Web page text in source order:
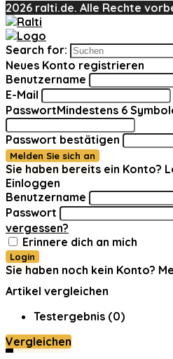
2026 ralti.de. Alle Rechte
Search for:
Neues Konto registrieren
Benutzername
E-Mail
PasswortMindestens 6
Passwort bestätigen
Melden Sie sich an
Sie haben bereits ein Konto?
Einloggen
Benutzername
Passwort
vergessen?
Erinnere dich an mich
Login
Sie haben noch kein Konto?
Artikel vergleichen
Testergebnis (0)
Vergleichen
0